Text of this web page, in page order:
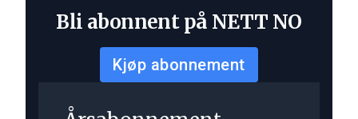
Bli abonnent på NETT NO
Kjøp abonnement